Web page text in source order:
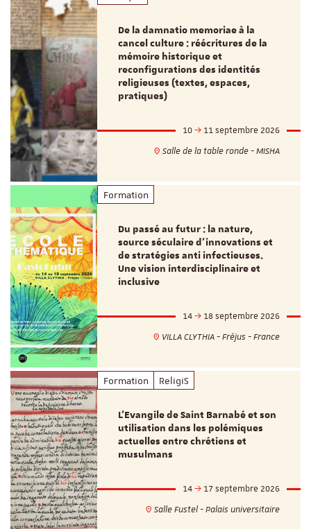
De la damnatio memoriae à la
cancel culture : réécritures de la
mémoire historique et
reconfigurations des identités
religieuses (textes, espaces,
pratiques)
10
11 septembre 2026
Salle de la table ronde - MISHA
Formation
Du passé au futur : la nature,
source séculaire d’innovations et
de stratégies anti infectieuses.
Une vision interdisciplinaire et
inclusive
14
18 septembre 2026
VILLA CLYTHIA - Fréjus - France
Formation ReligiS
L’Evangile de Saint Barnabé et son
utilisation dans les polémiques
actuelles entre chrétiens et
musulmans
14
17 septembre 2026
Salle Fustel - Palais universitaire